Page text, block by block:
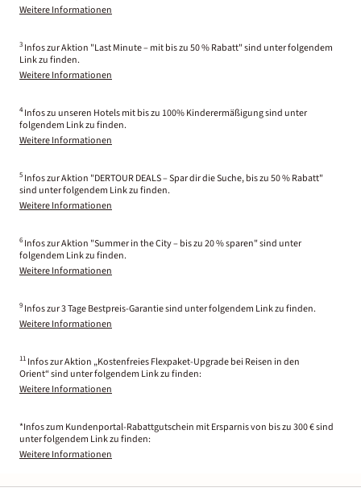
Weitere Informationen
3 Infos zur Aktion "Last Minute – mit bis zu 50 % Rabatt" sind unter folgendem
Link zu finden.
Weitere Informationen
4 Infos zu unseren Hotels mit bis zu 100% Kinderermäßigung sind unter
folgendem Link zu finden.
Weitere Informationen
5 Infos zur Aktion "DERTOUR DEALS – Spar dir die Suche, bis zu 50 % Rabatt"
sind unter folgendem Link zu finden.
Weitere Informationen
6 Infos zur Aktion "Summer in the City – bis zu 20 % sparen" sind unter
folgendem Link zu finden.
Weitere Informationen
9 Infos zur 3 Tage Bestpreis-Garantie sind unter folgendem Link zu finden.
Weitere Informationen
11 Infos zur Aktion „Kostenfreies Flexpaket-Upgrade bei Reisen in den
Orient“ sind unter folgendem Link zu finden:
Weitere Informationen
*Infos zum Kundenportal-Rabattgutschein mit Ersparnis von bis zu 300 € sind
unter folgendem Link zu finden:
Weitere Informationen